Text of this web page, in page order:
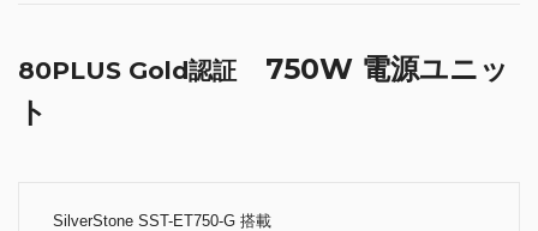
80PLUS Gold認証 750W 電源ユニッ
ト
SilverStone SST-ET750-G 搭載